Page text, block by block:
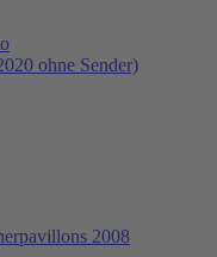
ohne Sender)
2008